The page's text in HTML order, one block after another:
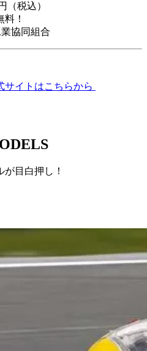
税込）
！
協同組合
サイトはこちらから
目白押し！